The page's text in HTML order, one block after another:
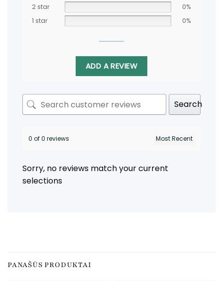
2 star
0%
1 star
0%
ADD A REVIEW
Search
0 of 0 reviews
Sorry, no reviews match your current
selections
PANAŠŪS PRODUKTAI